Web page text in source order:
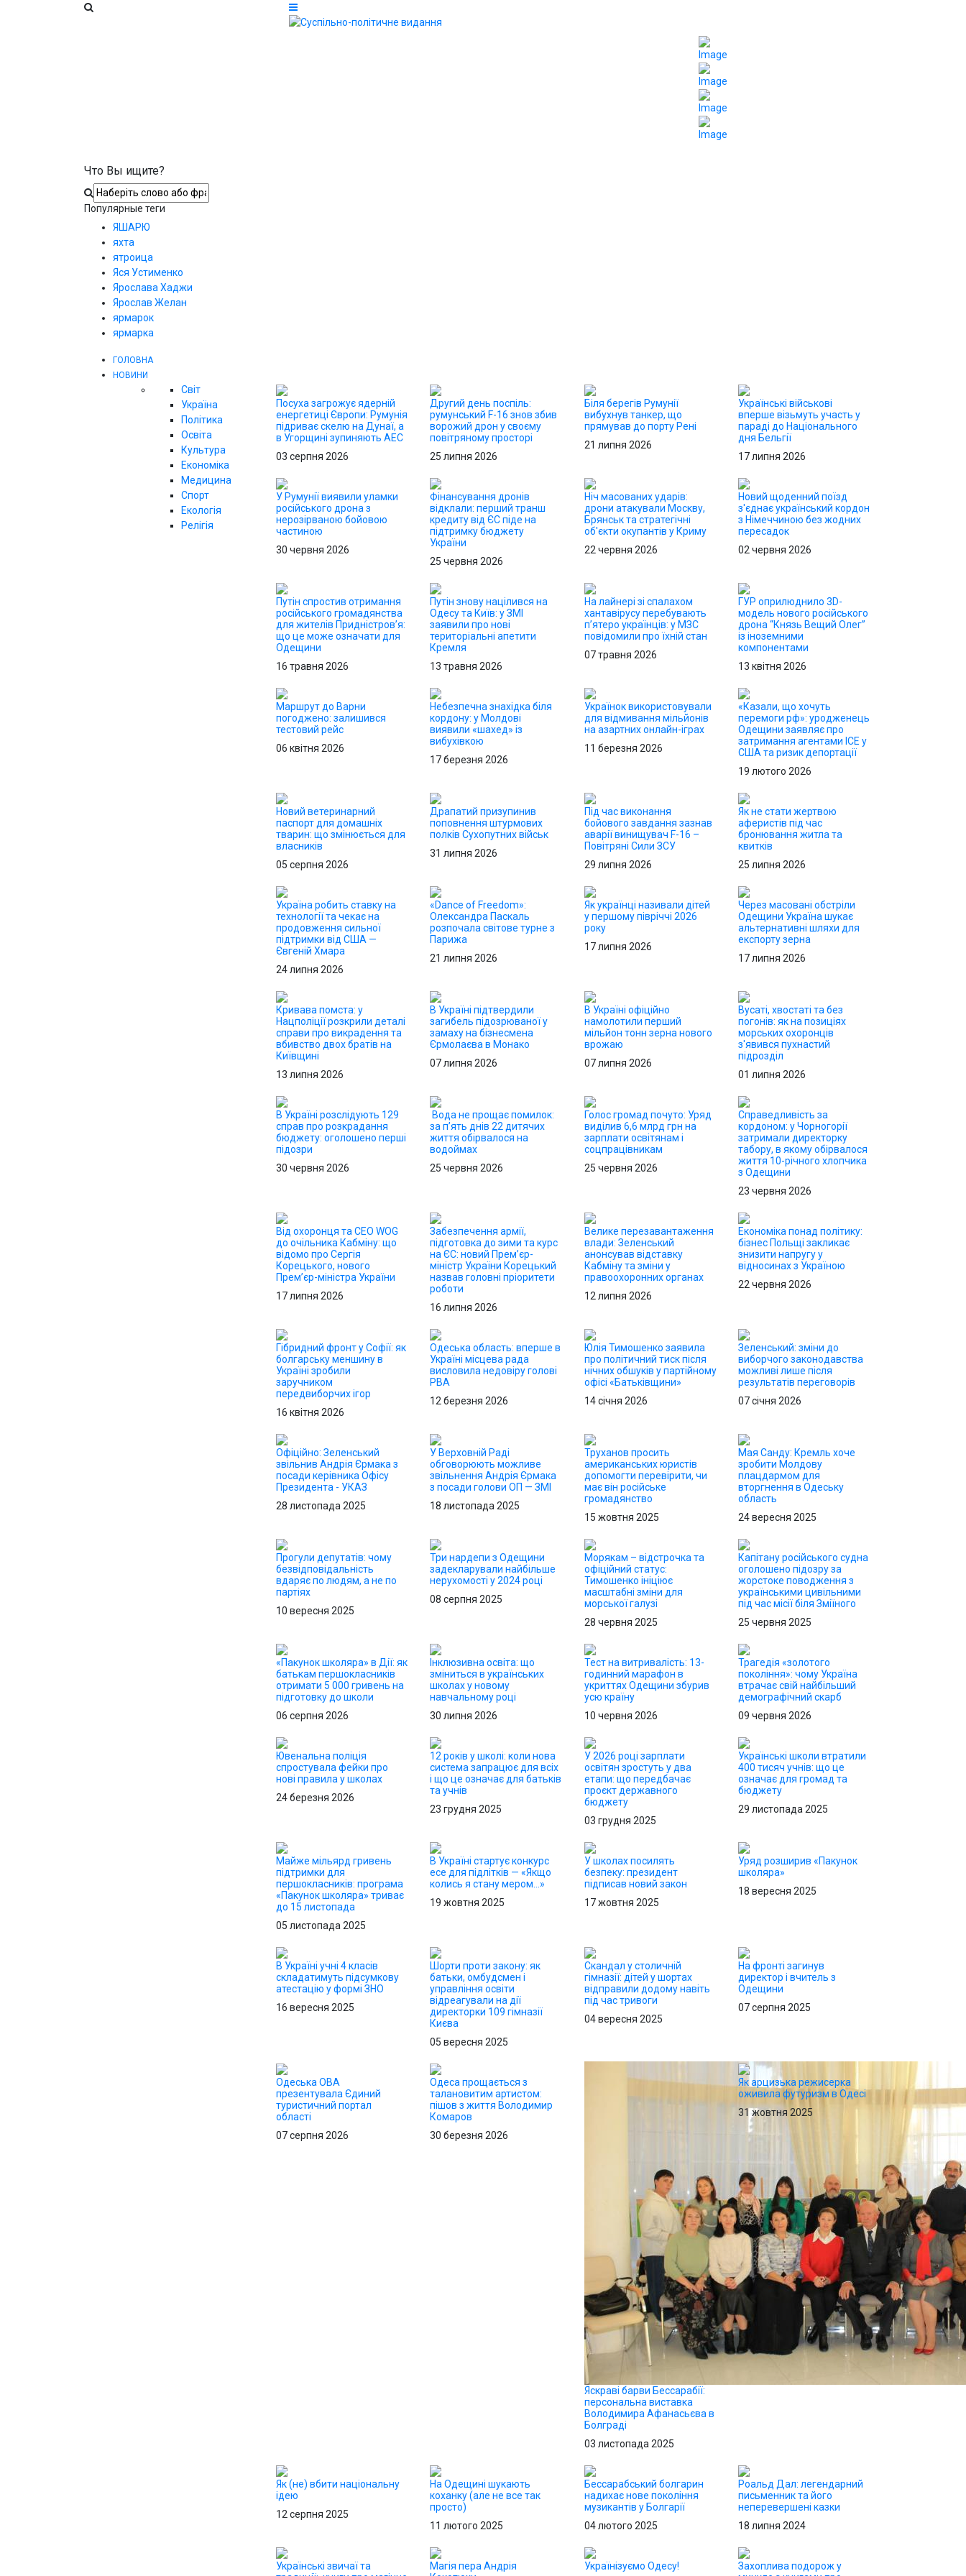
Что Вы ищите?
Популярные теги
ЯШАРЮ
яхта
ятроица
Яся Устименко
Ярослава Хаджи
Ярослав Желан
ярмарок
ярмарка
ГОЛОВНА
НОВИНИ
Світ
Україна
Політика
Освіта
Культура
Економіка
Медицина
Спорт
Екологія
Релігія
Посуха загрожує ядерній
енергетиці Європи: Румунія
підриває скелю на Дунаї, а
в Угорщині зупиняють АЕС
03 серпня 2026
Другий день поспіль:
румунський F-16 знов збив
ворожий дрон у своєму
повітряному просторі
25 липня 2026
Біля берегів Румунії
вибухнув танкер, що
прямував до порту Рені
21 липня 2026
Українські військові
вперше візьмуть участь у
параді до Національного
дня Бельгії
17 липня 2026
У Румунії виявили уламки
російського дрона з
нерозірваною бойовою
частиною
30 червня 2026
Фінансування дронів
відклали: перший транш
кредиту від ЄС піде на
підтримку бюджету
України
25 червня 2026
Ніч масованих ударів:
дрони атакували Москву,
Брянськ та стратегічні
об'єкти окупантів у Криму
22 червня 2026
Новий щоденний поїзд
з'єднає український кордон
з Німеччиною без жодних
пересадок
02 червня 2026
Путін спростив отримання
російського громадянства
для жителів Придністров’я:
що це може означати для
Одещини
16 травня 2026
Путін знову націлився на
Одесу та Київ: у ЗМІ
заявили про нові
територіальні апетити
Кремля
13 травня 2026
На лайнері зі спалахом
хантавірусу перебувають
п’ятеро українців: у МЗС
повідомили про їхній стан
07 травня 2026
ГУР оприлюднило 3D-
модель нового російського
дрона “Князь Вещий Олег”
із іноземними
компонентами
13 квітня 2026
Маршрут до Варни
погоджено: залишився
тестовий рейс
06 квітня 2026
Небезпечна знахідка біля
кордону: у Молдові
виявили «шахед» із
вибухівкою
17 березня 2026
Українок використовували
для відмивання мільйонів
на азартних онлайн-іграх
11 березня 2026
«Казали, що хочуть
перемоги рф»: уродженець
Одещини заявляє про
затримання агентами ICE у
США та ризик депортації
19 лютого 2026
Новий ветеринарний
паспорт для домашніх
тварин: що змінюється для
власників
05 серпня 2026
Драпатий призупинив
поповнення штурмових
полків Сухопутних військ
31 липня 2026
Під час виконання
бойового завдання зазнав
аварії винищувач F-16 –
Повітряні Сили ЗСУ
29 липня 2026
Як не стати жертвою
аферистів під час
бронювання житла та
квитків
25 липня 2026
Україна робить ставку на
технології та чекає на
продовження сильної
підтримки від США —
Євгеній Хмара
24 липня 2026
«Dance of Freedom»:
Олександра Паскаль
розпочала світове турне з
Парижа
21 липня 2026
Як українці називали дітей
у першому півріччі 2026
року
17 липня 2026
Через масовані обстріли
Одещини Україна шукає
альтернативні шляхи для
експорту зерна
17 липня 2026
Кривава помста: у
Нацполіції розкрили деталі
справи про викрадення та
вбивство двох братів на
Київщині
13 липня 2026
В Україні підтвердили
загибель підозрюваної у
замаху на бізнесмена
Єрмолаєва в Монако
07 липня 2026
В Україні офіційно
намолотили перший
мільйон тонн зерна нового
врожаю
07 липня 2026
Вусаті, хвостаті та без
погонів: як на позиціях
морських охоронців
з'явився пухнастий
підрозділ
01 липня 2026
В Україні розслідують 129
справ про розкрадання
бюджету: оголошено перші
підозри
30 червня 2026
Вода не прощає помилок:
за п’ять днів 22 дитячих
життя обірвалося на
водоймах
25 червня 2026
Голос громад почуто: Уряд
виділив 6,6 млрд грн на
зарплати освітянам і
соцпрацівникам
25 червня 2026
Справедливість за
кордоном: у Чорногорії
затримали директорку
табору, в якому обірвалося
життя 10-річного хлопчика
з Одещини
23 червня 2026
Від охоронця та CEO WOG
до очільника Кабміну: що
відомо про Сергія
Корецького, нового
Прем’єр-міністра України
17 липня 2026
Забезпечення армії,
підготовка до зими та курс
на ЄС: новий Прем’єр-
міністр України Корецький
назвав головні пріоритети
роботи
16 липня 2026
Велике перезавантаження
влади: Зеленський
анонсував відставку
Кабміну та зміни у
правоохоронних органах
12 липня 2026
Економіка понад політику:
бізнес Польщі закликає
знизити напругу у
відносинах з Україною
22 червня 2026
Гібридний фронт у Софії: як
болгарську меншину в
Україні зробили
заручником
передвиборчих ігор
16 квітня 2026
Одеська область: вперше в
Україні місцева рада
висловила недовіру голові
РВА
12 березня 2026
Юлія Тимошенко заявила
про політичний тиск після
нічних обшуків у партійному
офісі «Батьківщини»
14 січня 2026
Зеленський: зміни до
виборчого законодавства
можливі лише після
результатів переговорів
07 січня 2026
Офіційно: Зеленський
звільнив Андрія Єрмака з
посади керівника Офісу
Президента - УКАЗ
28 листопада 2025
У Верховній Раді
обговорюють можливе
звільнення Андрія Єрмака
з посади голови ОП — ЗМІ
18 листопада 2025
Труханов просить
американських юристів
допомогти перевірити, чи
має він російське
громадянство
15 жовтня 2025
Мая Санду: Кремль хоче
зробити Молдову
плацдармом для
вторгнення в Одеську
область
24 вересня 2025
Прогули депутатів: чому
безвідповідальність
вдаряє по людям, а не по
партіях
10 вересня 2025
Три нардепи з Одещини
задекларували найбільше
нерухомості у 2024 році
08 серпня 2025
Морякам – відстрочка та
офіційний статус:
Тимошенко ініціює
масштабні зміни для
морської галузі
28 червня 2025
Капітану російського судна
оголошено підозру за
жорстоке поводження з
українськими цивільними
під час місії біля Зміїного
25 червня 2025
«Пакунок школяра» в Дії: як
батькам першокласників
отримати 5 000 гривень на
підготовку до школи
06 серпня 2026
Інклюзивна освіта: що
зміниться в українських
школах у новому
навчальному році
30 липня 2026
Тест на витривалість: 13-
годинний марафон в
укриттях Одещини збурив
усю країну
10 червня 2026
Трагедія «золотого
покоління»: чому Україна
втрачає свій найбільший
демографічний скарб
09 червня 2026
Ювенальна поліція
спростувала фейки про
нові правила у школах
24 березня 2026
12 років у школі: коли нова
система запрацює для всіх
і що це означає для батьків
та учнів
23 грудня 2025
У 2026 році зарплати
освітян зростуть у два
етапи: що передбачає
проєкт державного
бюджету
03 грудня 2025
Українські школи втратили
400 тисяч учнів: що це
означає для громад та
бюджету
29 листопада 2025
Майже мільярд гривень
підтримки для
першокласників: програма
«Пакунок школяра» триває
до 15 листопада
05 листопада 2025
В Україні стартує конкурс
есе для підлітків — «Якщо
колись я стану мером…»
19 жовтня 2025
У школах посилять
безпеку: президент
підписав новий закон
17 жовтня 2025
Уряд розширив «Пакунок
школяра»
18 вересня 2025
В Україні учні 4 класів
складатимуть підсумкову
атестацію у формі ЗНО
16 вересня 2025
Шорти проти закону: як
батьки, омбудсмен і
управління освіти
відреагували на дії
директорки 109 гімназії
Києва
05 вересня 2025
Скандал у столичній
гімназії: дітей у шортах
відправили додому навіть
під час тривоги
04 вересня 2025
На фронті загинув
директор і вчитель з
Одещини
07 серпня 2025
Одеська ОВА
презентувала Єдиний
туристичний портал
області
07 серпня 2026
Одеса прощається з
талановитим артистом:
пішов з життя Володимир
Комаров
30 березня 2026
Яскраві барви Бессарабії:
персональна виставка
Володимира Афанасьєва в
Болграді
03 листопада 2025
Як арцизька режисерка
оживила футуризм в Одесі
31 жовтня 2025
Як (не) вбити національну
ідею
12 серпня 2025
На Одещині шукають
коханку (але не все так
просто)
11 лютого 2025
Бессарабський болгарин
надихає нове покоління
музикантів у Болгарії
04 лютого 2025
Роальд Дал: легендарний
письменник та його
неперевершені казки
18 липня 2024
Українські звичаї та
Магія пера Андрія
Українізуємо Одесу!
Захоплива подорож у